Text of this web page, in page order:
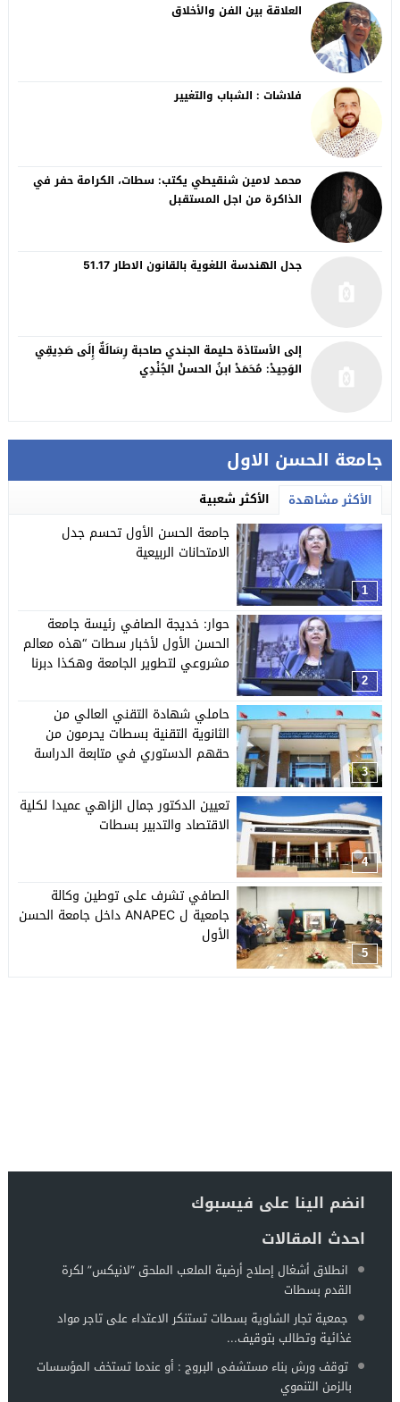
جامعة الحسن الاول
الأكثر مشاهدة الأكثر شعبية
1
جامعة الحسن الأول تحسم جدل
الامتحانات الربيعية
2
حوار: خديجة الصافي رئيسة جامعة
الحسن الأول لأخبار سطات “هذه معالم
مشروعي لتطوير الجامعة وهكذا دبرنا
3
حاملي شهادة التقني العالي من
الثانوية التقنية بسطات يحرمون من
حقهم الدستوري في متابعة الدراسة
4
تعيين الدكتور جمال الزاهي عميدا لكلية
الاقتصاد والتدبير بسطات
5
الصافي تشرف على توطين وكالة
جامعية ل ANAPEC داخل جامعة الحسن
الأول
العلاقة بين الفن والأخلاق
فلاشات : الشباب والتغيير
محمد لامين شنقيطي يكتب: سطات، الكرامة حفر في
الذاكرة من اجل المستقبل
جدل الهندسة اللغوية بالقانون الاطار 51.17
إلى الأستاذة حليمة الجندي صاحبة رِسَالَةٌ إِلَى صَدِيقِي
الوَحِيدْ: مُحَمَدْ ابنُ الحسنْ الجُنْدِي
انضم الينا على فيسبوك
احدث المقالات
انطلاق أشغال إصلاح أرضية الملعب الملحق “لانيكس” لكرة
القدم بسطات
جمعية تجار الشاوية بسطات تستنكر الاعتداء على تاجر مواد
غذائية وتطالب بتوقيف...
توقف ورش بناء مستشفى البروج : أو عندما تستخف المؤسسات
بالزمن التنموي